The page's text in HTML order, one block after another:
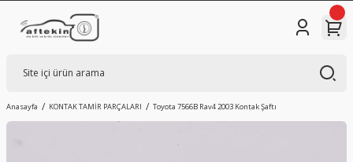
Anasayfa KONTAK TAMİR PARÇALARI Toyota 7566B Rav4 2003 Kontak Şaftı